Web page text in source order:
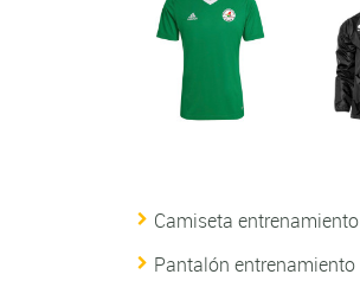
Camiseta entrenamiento
Pantalón entrenamiento